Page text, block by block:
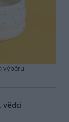
výběru
vědci